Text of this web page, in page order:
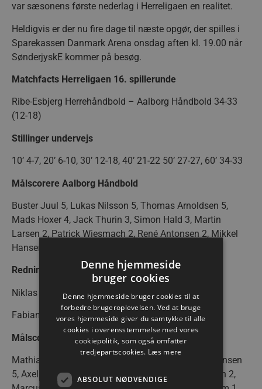
var sæsonens første nederlag i Herreligaen en realitet.
Heldigvis er der nu fire dage til næste opgør, der spilles i
Sparekassen Danmark Arena onsdag aften kl. 19.00 når
SønderjyskE kommer på besøg.
Matchfacts Herreligaen 16. spillerunde
Ribe-Esbjerg Herrehåndbold – Aalborg Håndbold 34-33
(12-18)
Stillinger undervejs
10’ 4-7, 20’ 6-10, 30’ 12-18, 40’ 21-22 50’ 27-27, 60’ 34-33
Målscorere Aalborg Håndbold
Buster Juul 5, Lukas Nilsson 5, Thomas Arnoldsen 5,
Mads Hoxer 4, Jack Thurin 3, Simon Hald 3, Martin
Larsen 2, Patrick Wiesmach 2, René Antonsen 2, Mikkel
Hansen 1, Aleks Vlah 1
Redningsprocenter Aalborg Håndbold
Niklas Landin – 21,4%
Fabian Norsten – 31,2%
Målscorere Ribe-Esbjerg Herrehåndbold
Mathias Jørgensen 11, William Aar 5, Morten Jørgensen
5, Axel Franzén 3, Emil Grønbech 3, Elvar Asgeirsson 2,
Denne hjemmeside
bruger cookies
Denne hjemmeside bruger cookies til at
forbedre brugeroplevelsen. Ved at bruge
vores hjemmeside giver du samtykke til alle
cookies i overensstemmelse med vores
cookiepolitik, som også omfatter
tredjepartscookies. Læs mere
ABSOLUT NØDVENDIGE